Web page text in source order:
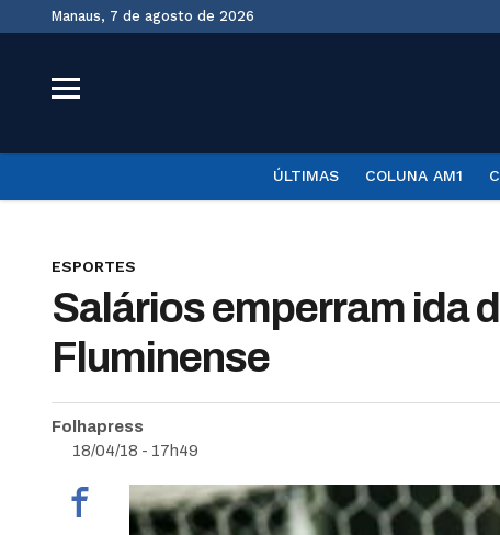
Manaus, 7 de agosto de 2026
ÚLTIMAS COLUNA AM1
ESPORTES
Salários emperram ida
Fluminense
Folhapress
18/04/18 - 17h49